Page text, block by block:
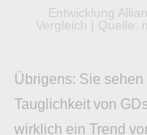
Entwicklung
Vergleich | Quelle:
Übrigens: Sie
Tauglichkeit von
wirklich ein Trend